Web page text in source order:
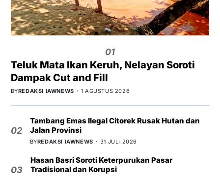
01
Teluk Mata Ikan Keruh, Nelayan Soroti
Dampak Cut and Fill
BYREDAKSI IAWNEWS 1 AGUSTUS 2026
02
Tambang Emas Ilegal Citorek Rusak Hutan dan
Jalan Provinsi
BYREDAKSI IAWNEWS 31 JULI 2026
03
Hasan Basri Soroti Keterpurukan Pasar
Tradisional dan Korupsi